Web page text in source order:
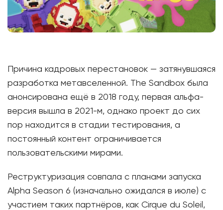
Причина кадровых перестановок — затянувшаяся
разработка метавселенной. The Sandbox была
анонсирована ещё в 2018 году, первая альфа-
версия вышла в 2021-м, однако проект до сих
пор находится в стадии тестирования, а
постоянный контент ограничивается
пользовательскими мирами.
Реструктуризация совпала с планами запуска
Alpha Season 6 (изначально ожидался в июле) с
участием таких партнёров, как Cirque du Soleil,